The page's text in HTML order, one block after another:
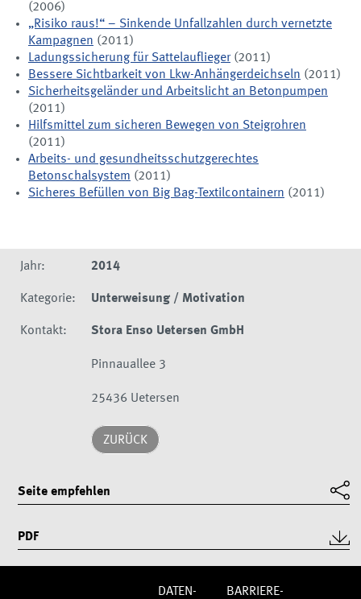
(2006)
„Risiko raus!“ – Sinkende Unfallzahlen durch vernetzte
Kampagnen (2011)
Ladungssicherung für Sattelauflieger(2011)
Bessere Sichtbarkeit von Lkw-Anhängerdeichseln (2011)
Sicherheitsgeländer und Arbeitslicht an Betonpumpen
(2011)
Hilfsmittel zum sicheren Bewegen von Steigrohren
(2011)
Arbeits- und gesundheitsschutzgerechtes
Betonschalsystem (2011)
Sicheres Befüllen von Big Bag-Textilcontainern (2011)
Jahr: 2014
Kategorie: Unterweisung / Motivation
Kontakt: Stora Enso Uetersen GmbH
Pinnauallee 3
25436 Uetersen
ZURÜCK
Seite empfehlen
PDF
DATEN­ BARRIERE­